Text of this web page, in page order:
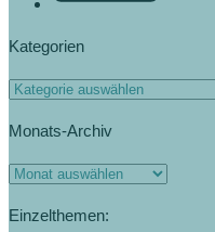
Kategorien
Monats-Archiv
Einzelthemen: